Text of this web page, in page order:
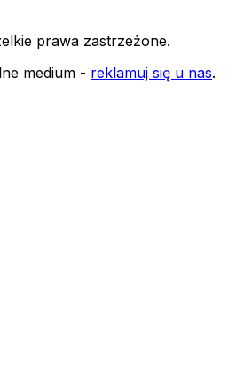
prawa zastrzeżone.
medium - reklamuj się u nas.